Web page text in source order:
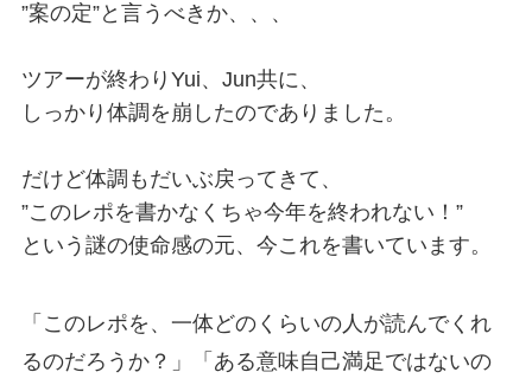
”案の定”と言うべきか、、、
ツアーが終わりYui、Jun共に、
しっかり体調を崩したのでありました。
だけど体調もだいぶ戻ってきて、
”このレポを書かなくちゃ今年を終われない！”
という謎の使命感の元、今これを書いています。
「このレポを、一体どのくらいの人が読んでくれ
るのだろうか？」「ある意味自己満足ではないの